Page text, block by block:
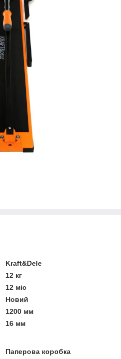
Kraft&Dele
12 кг
12 міс
Новий
1200 мм
16 мм
Паперова коробка